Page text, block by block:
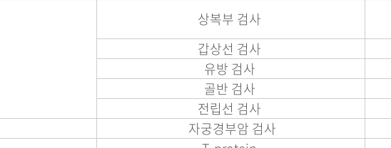
상복부 검사
갑상선 검사
유방 검사
골반 검사
전립선 검사
자궁경부암 검사